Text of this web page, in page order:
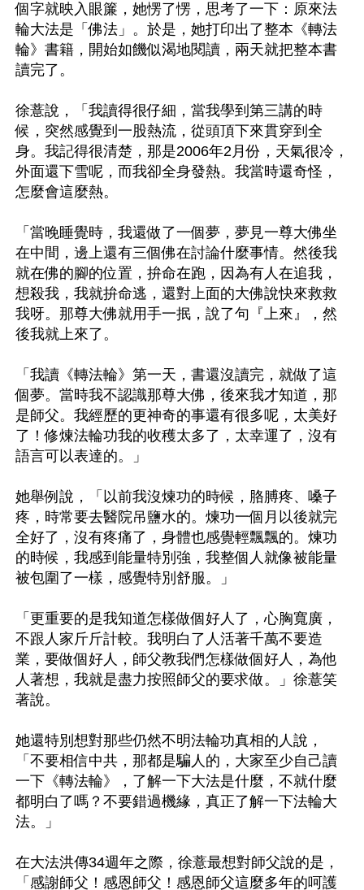
個字就映入眼簾，她愣了愣，思考了一下：原來法
輪大法是「佛法」。於是，她打印出了整本《轉法
輪》書籍，開始如饑似渴地閱讀，兩天就把整本書
讀完了。
徐薏說，「我讀得很仔細，當我學到第三講的時
候，突然感覺到一股熱流，從頭頂下來貫穿到全
身。我記得很清楚，那是2006年2月份，天氣很冷，
外面還下雪呢，而我卻全身發熱。我當時還奇怪，
怎麼會這麼熱。
「當晚睡覺時，我還做了一個夢，夢見一尊大佛坐
在中間，邊上還有三個佛在討論什麼事情。然後我
就在佛的腳的位置，拚命在跑，因為有人在追我，
想殺我，我就拚命逃，還對上面的大佛說快來救救
我呀。那尊大佛就用手一抿，說了句『上來』，然
後我就上來了。
「我讀《轉法輪》第一天，書還沒讀完，就做了這
個夢。當時我不認識那尊大佛，後來我才知道，那
是師父。我經歷的更神奇的事還有很多呢，太美好
了！修煉法輪功我的收穫太多了，太幸運了，沒有
語言可以表達的。」
她舉例說，「以前我沒煉功的時候，胳膊疼、嗓子
疼，時常要去醫院吊鹽水的。煉功一個月以後就完
全好了，沒有疼痛了，身體也感覺輕飄飄的。煉功
的時候，我感到能量特別強，我整個人就像被能量
被包圍了一樣，感覺特別舒服。」
「更重要的是我知道怎樣做個好人了，心胸寬廣，
不跟人家斤斤計較。我明白了人活著千萬不要造
業，要做個好人，師父教我們怎樣做個好人，為他
人著想，我就是盡力按照師父的要求做。」徐薏笑
著說。
她還特別想對那些仍然不明法輪功真相的人說，
「不要相信中共，那都是騙人的，大家至少自己讀
一下《轉法輪》，了解一下大法是什麼，不就什麼
都明白了嗎？不要錯過機緣，真正了解一下法輪大
法。」
在大法洪傳34週年之際，徐薏最想對師父說的是，
「感謝師父！感恩師父！感恩師父這麼多年的呵護